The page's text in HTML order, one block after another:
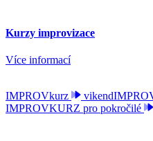
Kurzy improvizace
Více informací
IMPROVkurz
IMPROVKURZ pro pokročilé